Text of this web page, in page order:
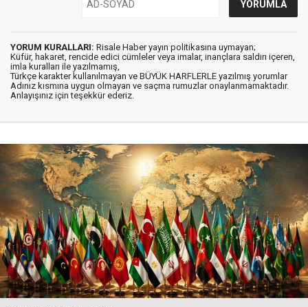
YORUM KURALLARI: Risale Haber yayın politikasına uymayan;
Küfür, hakaret, rencide edici cümleler veya imalar, inançlara saldırı içeren,
imla kuralları ile yazılmamış,
Türkçe karakter kullanılmayan ve BÜYÜK HARFLERLE yazılmış yorumlar
Adınız kısmına uygun olmayan ve saçma rumuzlar onaylanmamaktadır.
Anlayışınız için teşekkür ederiz.